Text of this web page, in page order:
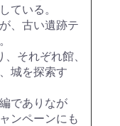
ている。
、古い遺跡テ
それぞれ館、
城を探索す
でありなが
ンペーンにも